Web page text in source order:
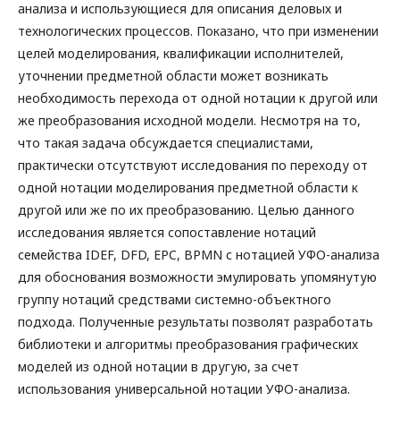
анализа и использующиеся для описания деловых и
технологических процессов. Показано, что при изменении
целей моделирования, квалификации исполнителей,
уточнении предметной области может возникать
необходимость перехода от одной нотации к другой или
же преобразования исходной модели. Несмотря на то,
что такая задача обсуждается специалистами,
практически отсутствуют исследования по переходу от
одной нотации моделирования предметной области к
другой или же по их преобразованию. Целью данного
исследования является сопоставление нотаций
семейства IDEF, DFD, EPC, BPMN с нотацией УФО-анализа
для обоснования возможности эмулировать упомянутую
группу нотаций средствами системно-объектного
подхода. Полученные результаты позволят разработать
библиотеки и алгоритмы преобразования графических
моделей из одной нотации в другую, за счет
использования универсальной нотации УФО-анализа.